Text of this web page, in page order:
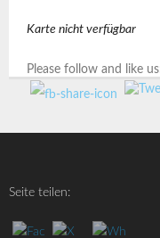
Karte nicht verfügbar
Please follow and like
Seite teilen: